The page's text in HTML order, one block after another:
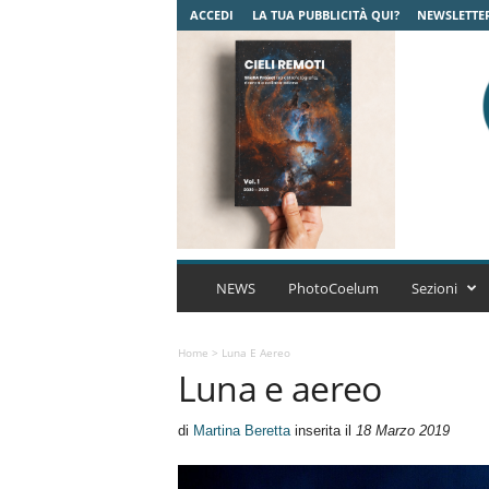
ACCEDI LA TUA PUBBLICITÀ QUI?
C
r
NEWS PhotoCoelum Sezioni
Home > Luna E Aereo
Luna e aereo
di Martina Berettainserita il 18 Marzo 2019